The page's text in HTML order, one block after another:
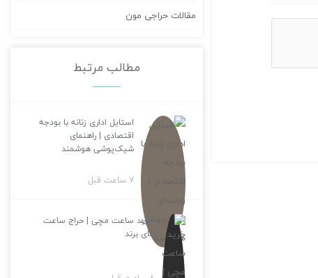
مقالات حراجی مون
مطالب مرتبط
استایل اداری زنانه با بودجه
اقتصادی | راهنمای
شیک‌پوشی هوشمند
7 ساعت قبل
خرید ساعت مچی | حراج ساعت
های برند